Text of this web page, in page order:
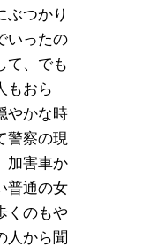
ぶつかり
いったの
て、でも
もおら
やかな時
警察の現
加害車か
普通の女
くのもや
人から聞